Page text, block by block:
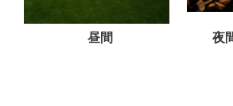
昼間 夜間